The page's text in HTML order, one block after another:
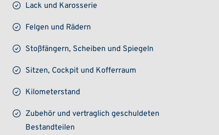
Lack und Karosserie
Felgen und Rädern
Stoßfängern, Scheiben und Spiegeln
Sitzen, Cockpit und Kofferraum
Kilometerstand
Zubehör und vertraglich geschuldeten
Bestandteilen